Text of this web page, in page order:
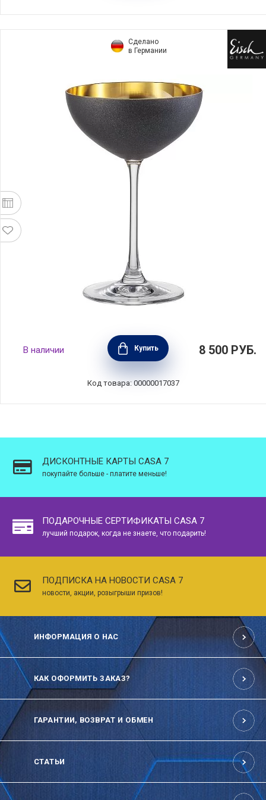
Сделано
в Германии
Креманка на ножке Cosmo Gold 250 мл,
хрусталь, цвет черный + золото, Eisch,
Германия, 70555180
В наличии Купить 8 500 РУБ.
Код товара: 00000017037
ДИСКОНТНЫЕ КАРТЫ CASA 7
покупайте больше - платите меньше!
ПОДАРОЧНЫЕ СЕРТИФИКАТЫ CASA 7
лучший подарок, когда не знаете, что подарить!
ПОДПИСКА НА НОВОСТИ CASA 7
новости, акции, розыгрыши призов!
ИНФОРМАЦИЯ О НАС
КАК ОФОРМИТЬ ЗАКАЗ?
ГАРАНТИИ, ВОЗВРАТ И ОБМЕН
СТАТЬИ